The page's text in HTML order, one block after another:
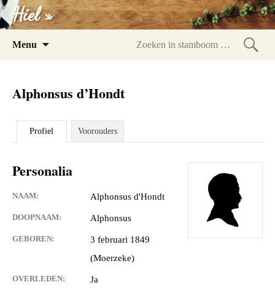
Hiel »
Menu
Alphonsus d’Hondt
Profiel Voorouders
Personalia
NAAM: Alphonsus d'Hondt
DOOPNAAM: Alphonsus
GEBOREN:
3 februari 1849
(Moerzeke)
OVERLEDEN: Ja